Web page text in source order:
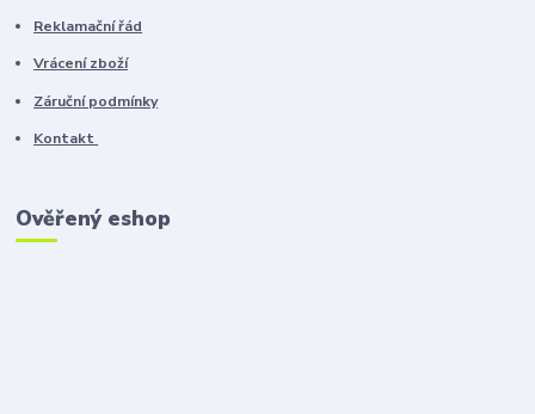
Reklamační řád
Vrácení zboží
Záruční podmínky
Kontakt
Ověřený eshop